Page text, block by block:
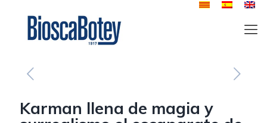
Karman llena de magia y